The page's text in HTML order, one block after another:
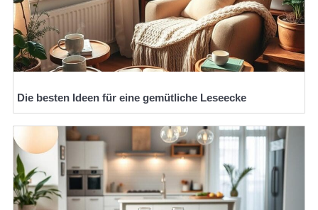
Die besten Ideen für eine gemütliche Leseecke